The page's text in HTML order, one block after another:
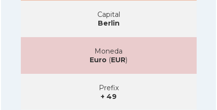
Capital
Berlin
Moneda
Euro (EUR)
Prefix
+ 49